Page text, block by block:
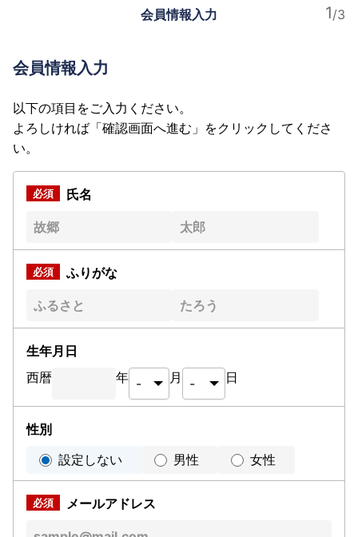
会員情報入力
会員情報入力
以下の項目をご入力ください。
よろしければ「確認画面へ進む」をクリックしてくださ
い。
氏名
ふりがな
生年月日
西暦
年 月 日
性別
設定しない
男性 女性
メールアドレス